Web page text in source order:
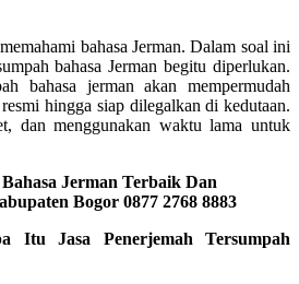
bahasa Jerman. Dalam soal ini
bahasa Jerman begitu diperlukan.
bahasa jerman akan mempermudah
hingga siap dilegalkan di kedutaan.
dan menggunakan waktu lama untuk
Jerman Terbaik Dan
Bogor 0877 2768 8883
Itu Jasa Penerjemah Tersumpah